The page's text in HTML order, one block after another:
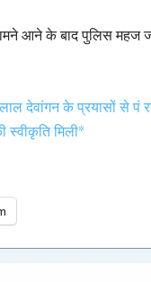
आने के बाद पुलिस महज
देवांगन के प्रयासों से
स्वीकृति मिली*